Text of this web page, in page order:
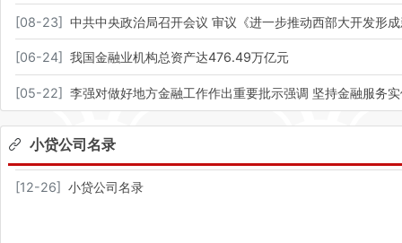
[08-23] 中共中央政治局召开会议 审议《进一步推动西部大开发形
[06-24] 我国金融业机构总资产达476.49万亿元
[05-22] 李强对做好地方金融工作作出重要批示强调 坚持金融服务
小贷公司名录
[12-26] 小贷公司名录